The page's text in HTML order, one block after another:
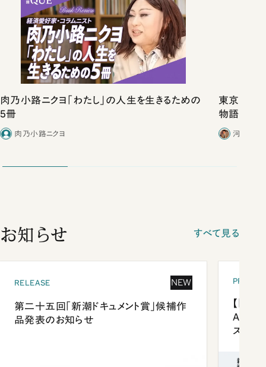
肉乃小路ニクヨ「わたし」の人生を生きるための
5冊
肉乃小路ニクヨ
東京は都
物語」に
河野有
お知らせ すべて見る
RELEASE NEW
第二十五回「新潮ドキュメント賞」候補作
品発表のお知らせ
【「新
ズプレ